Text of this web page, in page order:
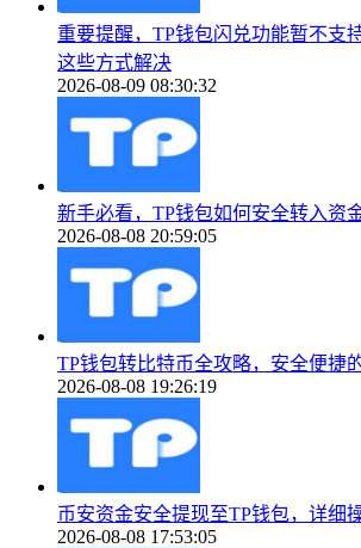
重要提醒，TP钱包闪兑功能暂不支
这些方式解决
2026-08-09 08:30:32
新手必看，TP钱包如何安全转入资
2026-08-08 20:59:05
TP钱包转比特币全攻略，安全便捷
2026-08-08 19:26:19
币安资金安全提现至TP钱包，详细
2026-08-08 17:53:05